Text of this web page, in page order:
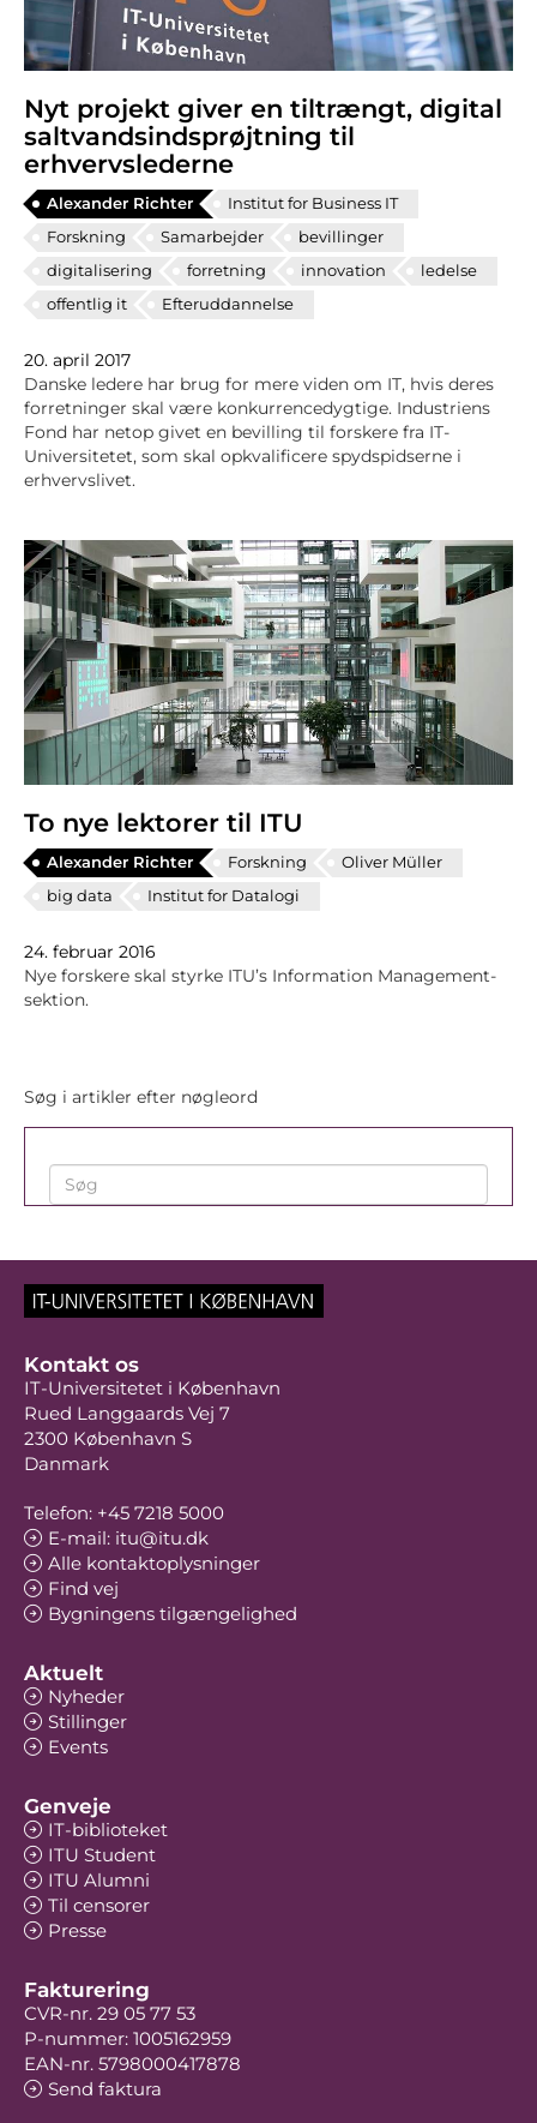
Nyt projekt giver en tiltrængt, digital
saltvandsindsprøjtning til
erhvervslederne
Alexander Richter
Institut for Business IT
Forskning
Samarbejder
bevillinger
digitalisering
forretning innovation
ledelse
offentlig it
Efteruddannelse
20. april 2017
Danske ledere har brug for mere viden om IT, hvis deres
forretninger skal være konkurrencedygtige. Industriens
Fond har netop givet en bevilling til forskere fra IT-
Universitetet, som skal opkvalificere spydspidserne i
erhvervslivet.
To nye lektorer til ITU
Alexander Richter Forskning
Oliver Müller
big data
Institut for Datalogi
24. februar 2016
Nye forskere skal styrke ITU’s Information Management-
sektion.
Søg i artikler efter nøgleord
Kontakt os
IT-Universitetet i København
Rued Langgaards Vej 7
2300 København S
Danmark
Telefon: +45 7218 5000
E-mail: itu@itu.dk
Alle kontaktoplysninger
Find vej
Bygningens tilgængelighed
Aktuelt
Nyheder
Stillinger
Events
Genveje
IT-biblioteket
ITU Student
ITU Alumni
Til censorer
Presse
Fakturering
CVR-nr. 29 05 77 53
P-nummer: 1005162959
EAN-nr. 5798000417878
Send faktura